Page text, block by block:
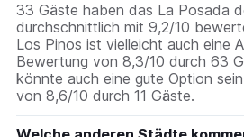
33 Gäste haben das La Posada
durchschnittlich mit 9,2/10
Los Pinos ist vielleicht auch eine
Bewertung von 8,3/10 durch 63
könnte auch eine gute Option
von 8,6/10 durch 11 Gäste.